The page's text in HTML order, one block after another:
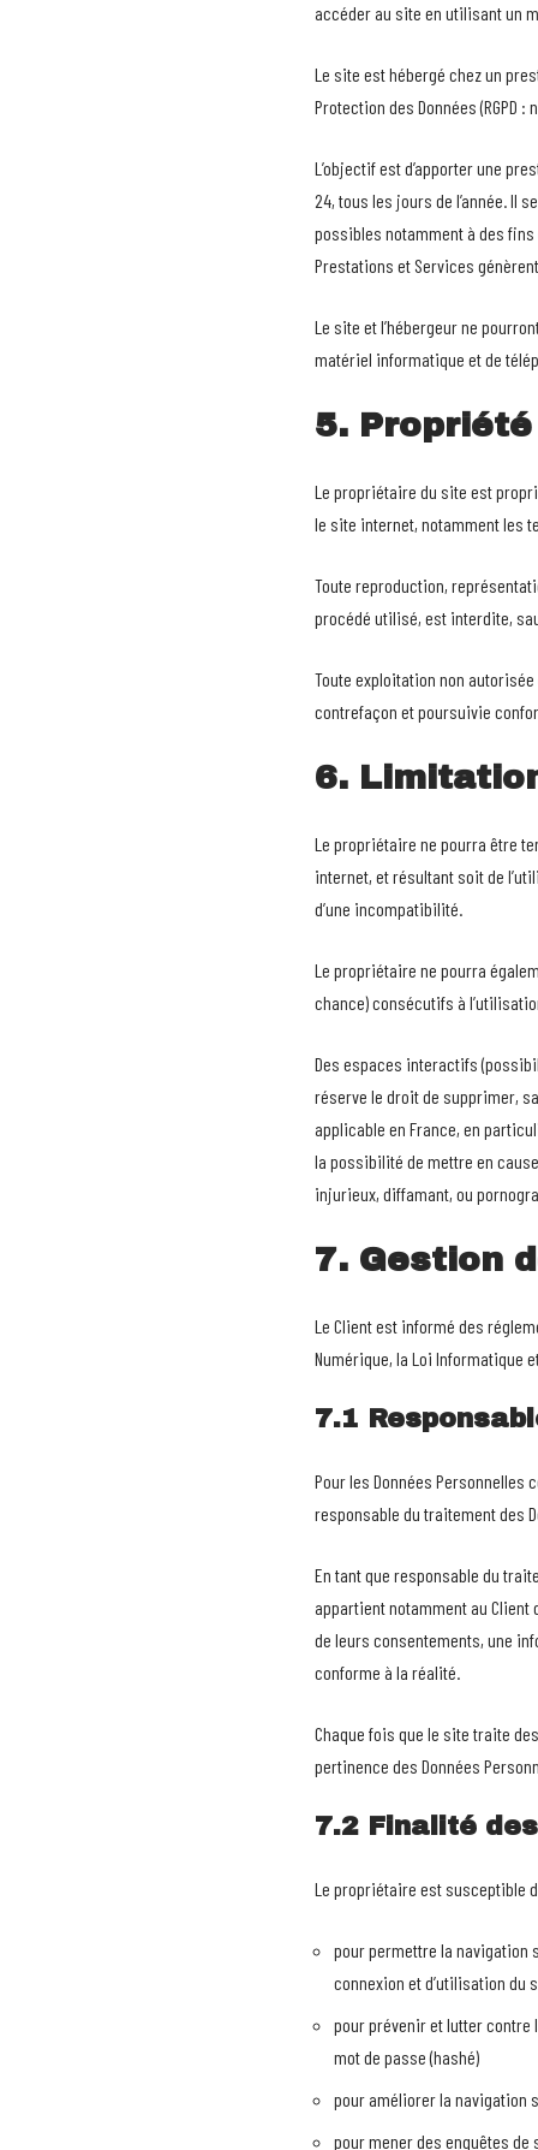
accéder au site en utilisant un
Le site est hébergé chez un
Protection des Données (RGPD :
L’objectif est d’apporter une
24, tous les jours de l’année. Il
possibles notamment à des
Prestations et Services
Le site et l’hébergeur ne
matériel informatique et de
5.
Le propriétaire du site est
le site internet, notamment les
Toute reproduction,
procédé utilisé, est interdite,
Toute exploitation non
contrefaçon et poursuivie
6.
Le propriétaire ne pourra être
internet, et résultant soit de
d’une incompatibilité.
Le propriétaire ne pourra
chance) consécutifs à
Des espaces interactifs
réserve le droit de supprimer,
applicable en France, en
la possibilité de mettre en
injurieux, diffamant, ou
7. Gestion
Le Client est informé des
Numérique, la Loi Informatique
7.1
Pour les Données Personnelles
responsable du traitement des
En tant que responsable du
appartient notamment au
de leurs consentements, une
conforme à la réalité.
Chaque fois que le site traite
pertinence des Données
7.2 Finalité
Le propriétaire est susceptible
pour permettre la navigation
connexion et d’utilisation du
pour prévenir et lutter contre
mot de passe (hashé)
pour améliorer la navigation
pour mener des enquêtes